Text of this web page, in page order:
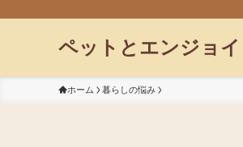
ペットとエンジョイ
ホーム 暮らしの悩み